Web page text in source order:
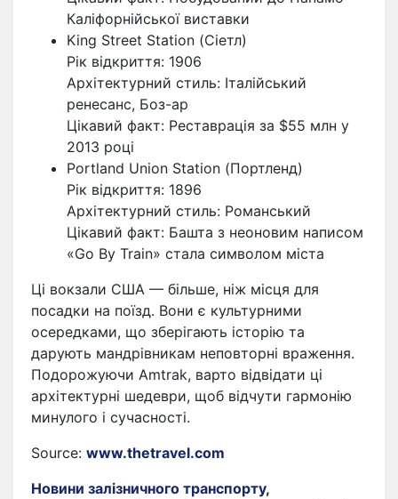
Каліфорнійської виставки
King Street Station (Сіетл)
Рік відкриття: 1906
Архітектурний стиль: Італійський
ренесанс, Боз-ар
Цікавий факт: Реставрація за $55 млн у
2013 році
Portland Union Station (Портленд)
Рік відкриття: 1896
Архітектурний стиль: Романський
Цікавий факт: Башта з неоновим написом
«Go By Train» стала символом міста
Ці вокзали США — більше, ніж місця для
посадки на поїзд. Вони є культурними
осередками, що зберігають історію та
дарують мандрівникам неповторні враження.
Подорожуючи Amtrak, варто відвідати ці
архітектурні шедеври, щоб відчути гармонію
минулого і сучасності.
Source: www.thetravel.com
Новини залізничного транспорту,